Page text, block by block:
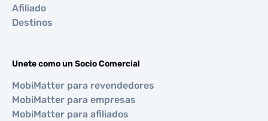
Afiliado
Destinos
Unete como un Socio Comercial
MobiMatter para revendedores
MobiMatter para empresas
MobiMatter para afiliados